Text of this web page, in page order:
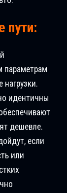
пути:
параметрам
нагрузки.
идентичны
дешевле.
если
или